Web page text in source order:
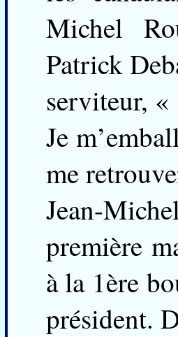
Michel
Patrick
serviteur,
Je
me
Jean-
première
à la 1ère
président.